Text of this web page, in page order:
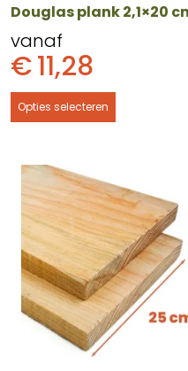
vanaf
€11,28
Opties selecteren
productpagina
Dit
product
heeft
meerdere
variaties.
Deze
optie
kan
gekozen